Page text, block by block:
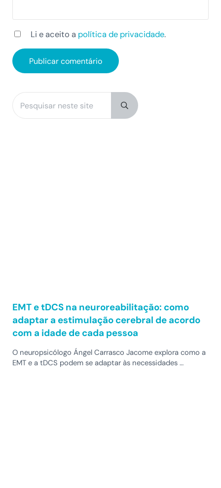
Li e aceito a política de privacidade.
Sidebar
Submit search
EMT e tDCS na neuroreabilitação: como
adaptar a estimulação cerebral de acordo
com a idade de cada pessoa
O neuropsicólogo Ángel Carrasco Jacome explora como a
EMT e a tDCS podem se adaptar às necessidades …